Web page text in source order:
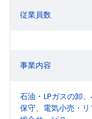
従業員数
事業内容
石油・LPガスの卸
保守、電気小売・